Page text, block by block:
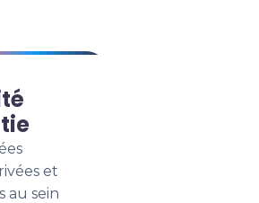
et
au sein